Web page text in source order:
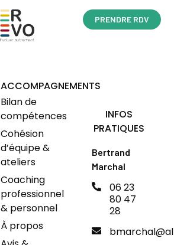
PRENDRE RDV
ACCOMPAGNEMENTS
Bilan de
compétences
Cohésion
d’équipe &
ateliers
Coaching
professionnel
& personnel
À propos
INFOS
PRATIQUES
Bertrand
Marchal
06 23
80 47
28